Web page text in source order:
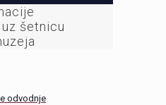
šetnicu
odvodnje